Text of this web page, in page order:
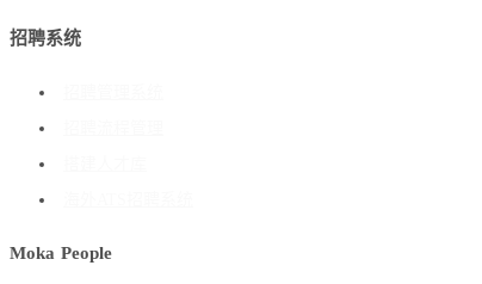
招聘系统
Moka People